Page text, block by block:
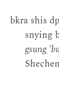
bkra shis
snying
gsung